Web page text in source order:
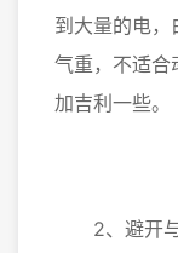
到大量的电，
气重，不适合
加吉利一些。
2、避开与